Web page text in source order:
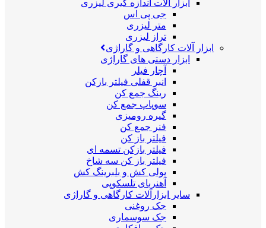
ابزار آلات اندازه گیری لیزری
جی پی اس
متر لیزری
تراز لیزری
ابزار آلات کارگاهی و گاراژی
ابزار دستی های گاراژی
آچار فیلر
انبر قفلی فیلتر بازکن
رینگ جمع کن
سوپاپ جمع کن
گیره رومیزی
فنر جمع کن
فیلتر باز کن
فیلتر بازکن تسمه ای
فیلتر باز کن سه شاخ
پولی کش و بلبرینگ کش
آهنربای تلسکوپی
سایر ابزارآلات کارگاهی و گاراژی
جک روغنی
جک سوسماری